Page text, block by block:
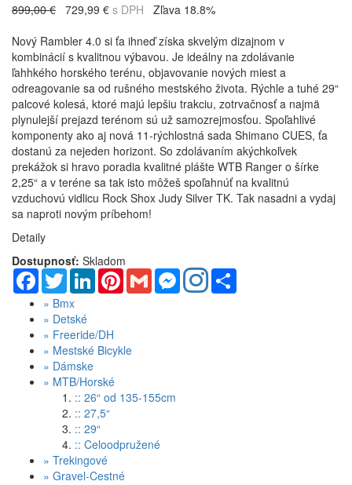
899,00 € 729,99 € s DPH
Zľava 18.8%
Nový Rambler 4.0 si ťa ihneď získa skvelým dizajnom v
kombinácií s kvalitnou výbavou. Je ideálny na zdolávanie
ľahhkého horského terénu, objavovanie nových miest a
odreagovanie sa od rušného mestského života. Rýchle a tuhé 29“
palcové kolesá, ktoré majú lepšiu trakciu, zotrvačnosť a najmä
plynulejší prejazd terénom sú už samozrejmosťou. Spoľahlivé
komponenty ako aj nová 11-rýchlostná sada Shimano CUES, ťa
dostanú za nejeden horizont. So zdolávaním akýchkoľvek
prekážok si hravo poradia kvalitné plášte WTB Ranger o šírke
2,25“ a v teréne sa tak isto môžeš spoľahnúť na kvalitnú
vzduchovú vidlicu Rock Shox Judy Silver TK. Tak nasadni a vydaj
sa naproti novým príbehom!
Detaily
Dostupnosť: Skladom
Facebook
TwitterLinkedInPinterestGmail Messenger
» Bmx
» Detské
» Freeride/DH
» Mestské Bicykle
» Dámske
» MTB/Horské
:: 26“ od 135-155cm
:: 27,5“
:: 29“
:: Celoodpružené
» Trekingové
» Gravel-Cestné